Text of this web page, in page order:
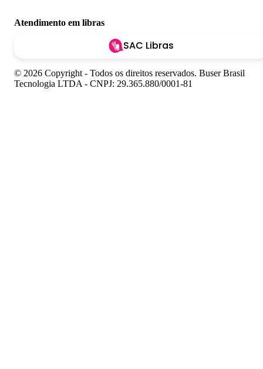
Atendimento em libras
SAC Libras
© 2026 Copyright - Todos os direitos reservados. Buser Brasil
Tecnologia LTDA - CNPJ: 29.365.880/0001-81